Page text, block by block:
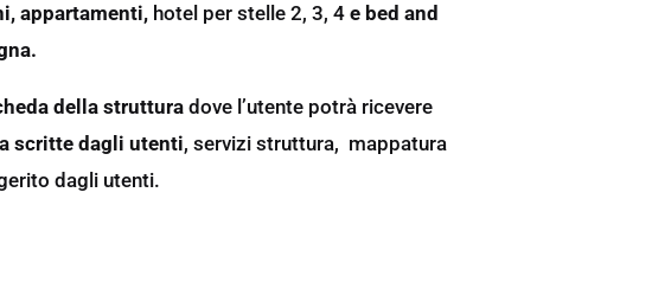
appartamenti, hotel per stelle 2, 3, 4 e bed and
della struttura dove l’utente potrà ricevere
scritte dagli utenti, servizi struttura, mappatura
dagli utenti.